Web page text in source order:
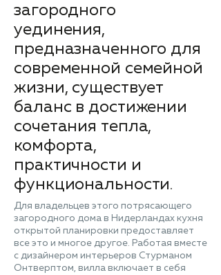
загородного
уединения,
предназначенного для
современной семейной
жизни, существует
баланс в достижении
сочетания тепла,
комфорта,
практичности и
функциональности.
Для владельцев этого потрясающего
загородного дома в Нидерландах кухня
открытой планировки предоставляет
все это и многое другое. Работая вместе
с дизайнером интерьеров Стурманом
Онтверптом, вилла включает в себя